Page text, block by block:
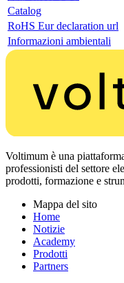
Catalog
RoHS Eur declaration url
Informazioni ambientali
Voltimum è una
professionisti del settore
prodotti, formazione e
Mappa del sito
Home
Notizie
Academy
Prodotti
Partners